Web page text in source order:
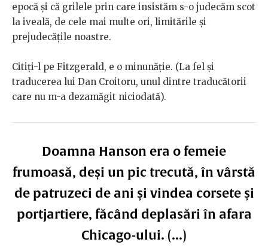
epocă și că grilele prin care insistăm s-o judecăm scot
la iveală, de cele mai multe ori, limitările și
prejudecățile noastre.
Citiți-l pe Fitzgerald, e o minunăție. (La fel și
traducerea lui Dan Croitoru, unul dintre traducătorii
care nu m-a dezamăgit niciodată).
Doamna Hanson era o femeie
frumoasă, deși un pic trecută, în vârstă
de patruzeci de ani și vindea corsete și
portjartiere, făcând deplasări în afara
Chicago-ului. (...)